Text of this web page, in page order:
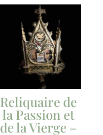
Reliquaire de
la Passion et
de la Vierge –